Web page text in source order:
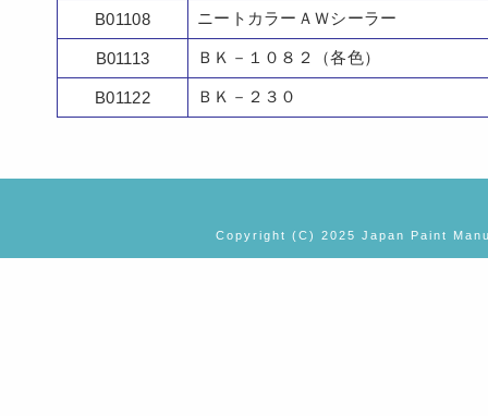
B01108 ニートカラーＡＷシーラー
B01113 ＢＫ－１０８２（各色）
B01122 ＢＫ－２３０
Copyright (C) 2025 Japan Paint